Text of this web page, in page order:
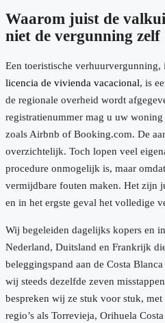
Waarom juist de
niet de vergunning zelf
Een toeristische verhuurvergunning,
licencia de vivienda vacacional, is
de regionale overheid wordt
registratienummer mag u uw
zoals Airbnb of Booking.com. De
overzichtelijk. Toch lopen veel
procedure onmogelijk is, maar
vermijdbare fouten maken. Het zijn
en in het ergste geval het volledige
Wij begeleiden dagelijks kopers en
Nederland, Duitsland en Frankrijk
beleggingspand aan de Costa
wij steeds dezelfde zeven
bespreken wij ze stuk voor stuk,
regio’s als Torrevieja, Orihuela